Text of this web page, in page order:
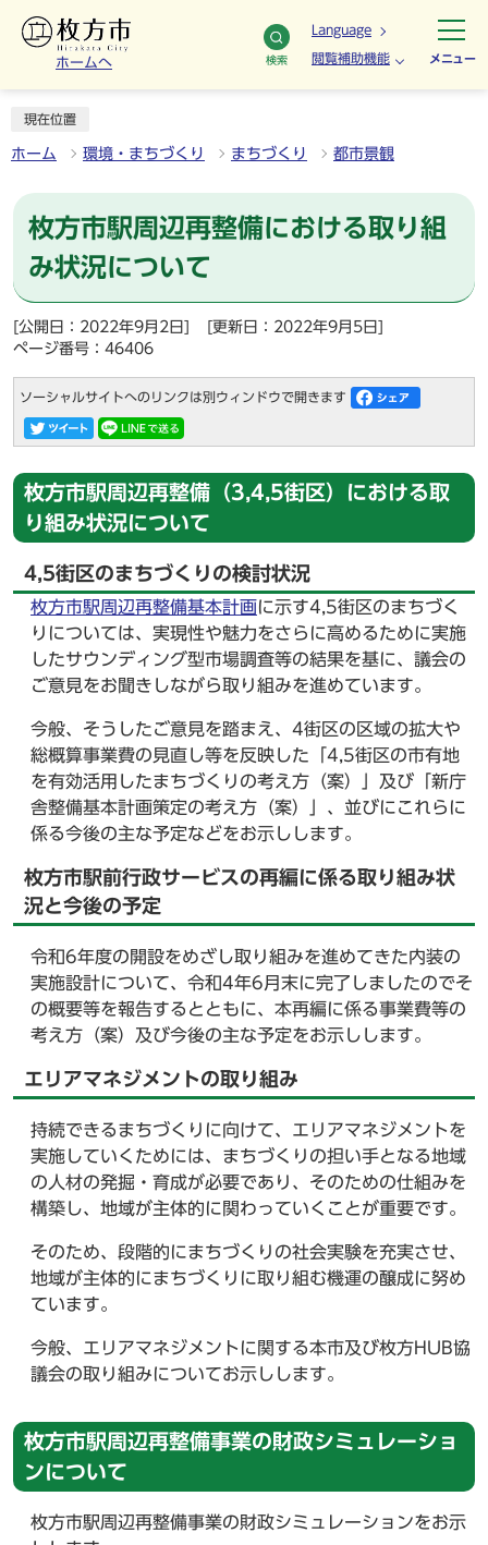
ホームへ 検索
Language
閲覧補助機能 メニュー
現在位置
ホーム 環境・まちづくり まちづくり 都市景観
枚方市駅周辺再整備における取り組
み状況について
[公開日：2022年9月2日]
[更新日：2022年9月5日]
ページ番号：46406
ソーシャルサイトへのリンクは別ウィンドウで開きます
枚方市駅周辺再整備（3,4,5街区）における取
り組み状況について
4,5街区のまちづくりの検討状況
枚方市駅周辺再整備基本計画に示す4,5街区のまちづく
りについては、実現性や魅力をさらに高めるために実施
したサウンディング型市場調査等の結果を基に、議会の
ご意見をお聞きしながら取り組みを進めています。
今般、そうしたご意見を踏まえ、4街区の区域の拡大や
総概算事業費の見直し等を反映した「4,5街区の市有地
を有効活用したまちづくりの考え方（案）」及び「新庁
舎整備基本計画策定の考え方（案）」、並びにこれらに
係る今後の主な予定などをお示しします。
枚方市駅前行政サービスの再編に係る取り組み状
況と今後の予定
令和6年度の開設をめざし取り組みを進めてきた内装の
実施設計について、令和4年6月末に完了しましたのでそ
の概要等を報告するとともに、本再編に係る事業費等の
考え方（案）及び今後の主な予定をお示しします。
エリアマネジメントの取り組み
持続できるまちづくりに向けて、エリアマネジメントを
実施していくためには、まちづくりの担い手となる地域
の人材の発掘・育成が必要であり、そのための仕組みを
構築し、地域が主体的に関わっていくことが重要です。
そのため、段階的にまちづくりの社会実験を充実させ、
地域が主体的にまちづくりに取り組む機運の醸成に努め
ています。
今般、エリアマネジメントに関する本市及び枚方HUB協
議会の取り組みについてお示しします。
枚方市駅周辺再整備事業の財政シミュレーショ
ンについて
枚方市駅周辺再整備事業の財政シミュレーションをお示